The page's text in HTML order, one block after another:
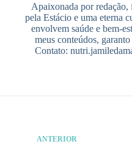
Apaixonada por redação,
pela Estácio e uma eterna
envolvem saúde e bem-
meus conteúdos,
Contato:
ANTERIOR